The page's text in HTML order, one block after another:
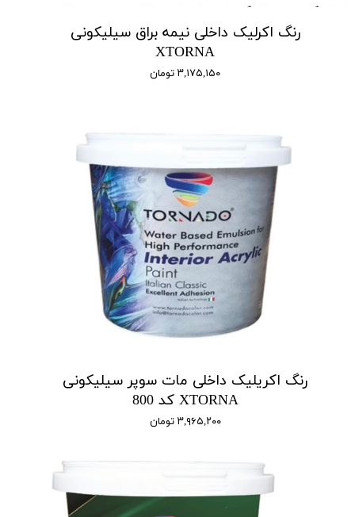
رنگ اکرلیک داخلی نیمه براق سیلیکونی
XTORNA
۳,۱۷۵,۱۵۰ تومان
رنگ اکریلیک داخلی مات سوپر سیلیکونی
XTORNA کد 800
۳,۹۶۵,۲۰۰ تومان